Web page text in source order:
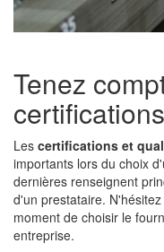
Tenez
Les certifications et
importants lors du choix
dernières renseignent
d'un prestataire.
moment de choisir le
entreprise.